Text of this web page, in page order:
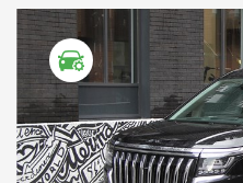
ТЕСТ ДРАЙВ